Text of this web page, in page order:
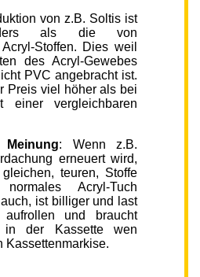
von z.B. Soltis ist
als die von
Stoffen. Dies weil
des Acryl-Gewebes
PVC angebracht ist.
Preis viel höher als bei
einer vergleichbaren
Meinung: Wenn z.B.
erneuert wird,
teuren, Stoffe
Acryl-Tuch
ist billiger und last
und braucht
in der Kassette wen
Kassettenmarkise.